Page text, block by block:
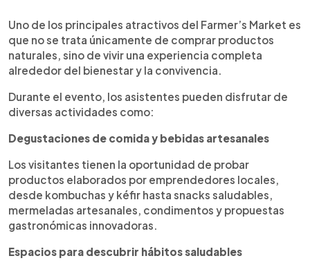
Uno de los principales atractivos del Farmer’s Market es
que no se trata únicamente de comprar productos
naturales, sino de vivir una experiencia completa
alrededor del bienestar y la convivencia.
Durante el evento, los asistentes pueden disfrutar de
diversas actividades como:
Degustaciones de comida y bebidas artesanales
Los visitantes tienen la oportunidad de probar
productos elaborados por emprendedores locales,
desde kombuchas y kéfir hasta snacks saludables,
mermeladas artesanales, condimentos y propuestas
gastronómicas innovadoras.
Espacios para descubrir hábitos saludables